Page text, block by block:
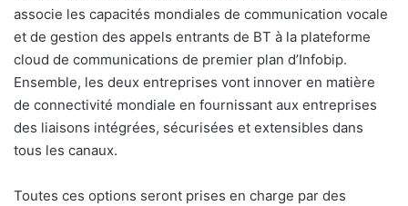
associe les capacités mondiales de communication vocale
et de gestion des appels entrants de BT à la plateforme
cloud de communications de premier plan d’Infobip.
Ensemble, les deux entreprises vont innover en matière
de connectivité mondiale en fournissant aux entreprises
des liaisons intégrées, sécurisées et extensibles dans
tous les canaux.
Toutes ces options seront prises en charge par des